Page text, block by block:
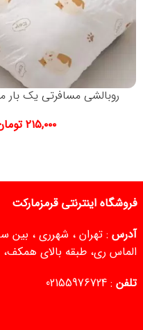
روبالشی مسافرتی یک
۲۱۵,۰۰۰
فروشگاه اینترنتی
آدرس : تهران ، شهرری ، بین
الماس ری، طبقه بالای همکف،
تلفن :
02155976724